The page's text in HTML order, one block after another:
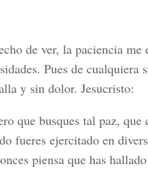
de ver, la paciencia me
Pues de cualquiera
y sin dolor. Jesucristo:
que busques tal paz, que
fueres ejercitado en
piensa que has